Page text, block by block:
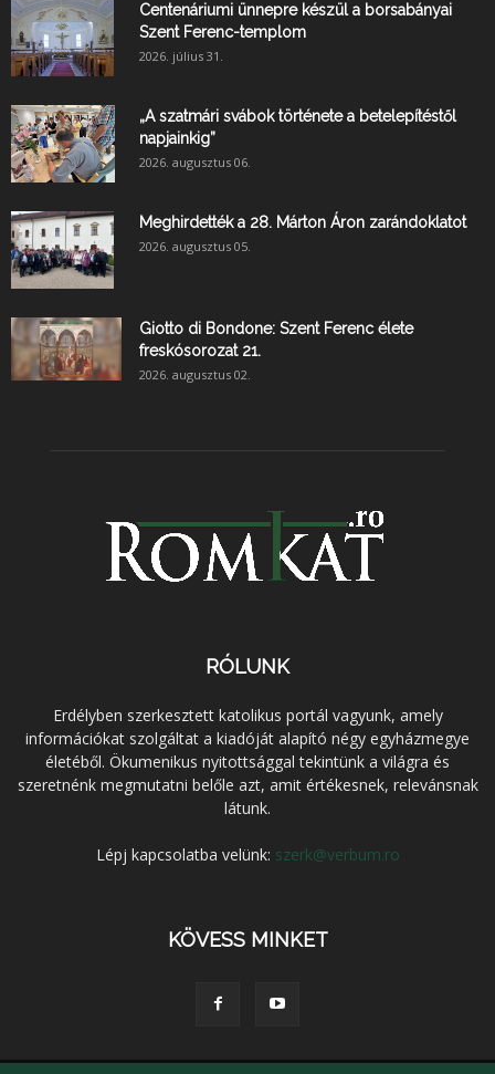
Centenáriumi ünnepre készül a borsabányai
Szent Ferenc-templom
2026. július 31.
„A szatmári svábok története a betelepítéstől
napjainkig”
2026. augusztus 06.
Meghirdették a 28. Márton Áron zarándoklatot
2026. augusztus 05.
Giotto di Bondone: Szent Ferenc élete
freskósorozat 21.
2026. augusztus 02.
RÓLUNK
Erdélyben szerkesztett katolikus portál vagyunk, amely
információkat szolgáltat a kiadóját alapító négy egyházmegye
életéből. Ökumenikus nyitottsággal tekintünk a világra és
szeretnénk megmutatni belőle azt, amit értékesnek, relevánsnak
látunk.
Lépj kapcsolatba velünk: szerk@verbum.ro
KÖVESS MINKET